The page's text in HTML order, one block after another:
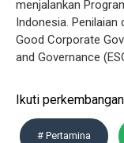
menjalankan
Indonesia.
Good Corporate
and Governance
Ikuti
# Pertamina